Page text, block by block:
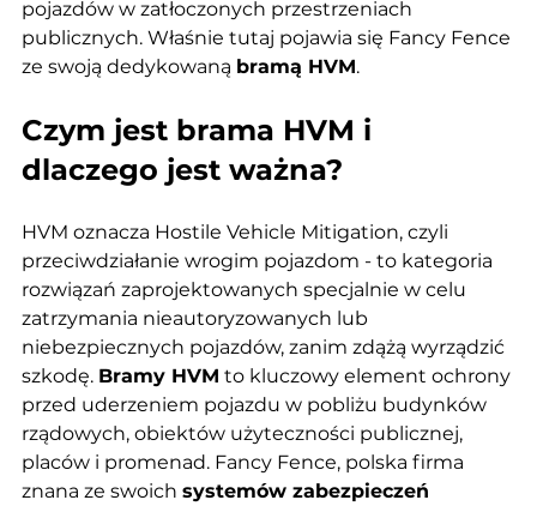
pojazdów w zatłoczonych przestrzeniach
publicznych. Właśnie tutaj pojawia się Fancy Fence
ze swoją dedykowaną bramą HVM.
Czym jest brama HVM i
dlaczego jest ważna?
HVM oznacza Hostile Vehicle Mitigation, czyli
przeciwdziałanie wrogim pojazdom - to kategoria
rozwiązań zaprojektowanych specjalnie w celu
zatrzymania nieautoryzowanych lub
niebezpiecznych pojazdów, zanim zdążą wyrządzić
szkodę. Bramy HVM to kluczowy element ochrony
przed uderzeniem pojazdu w pobliżu budynków
rządowych, obiektów użyteczności publicznej,
placów i promenad. Fancy Fence, polska firma
znana ze swoich systemów zabezpieczeń